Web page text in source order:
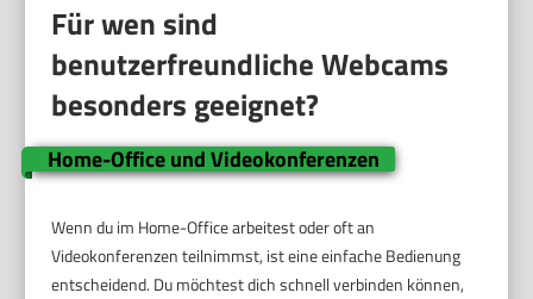
Für wen sind
benutzerfreundliche Webcams
besonders geeignet?
Home-Office und Videokonferenzen
Wenn du im Home-Office arbeitest oder oft an
Videokonferenzen teilnimmst, ist eine einfache Bedienung
entscheidend. Du möchtest dich schnell verbinden können,